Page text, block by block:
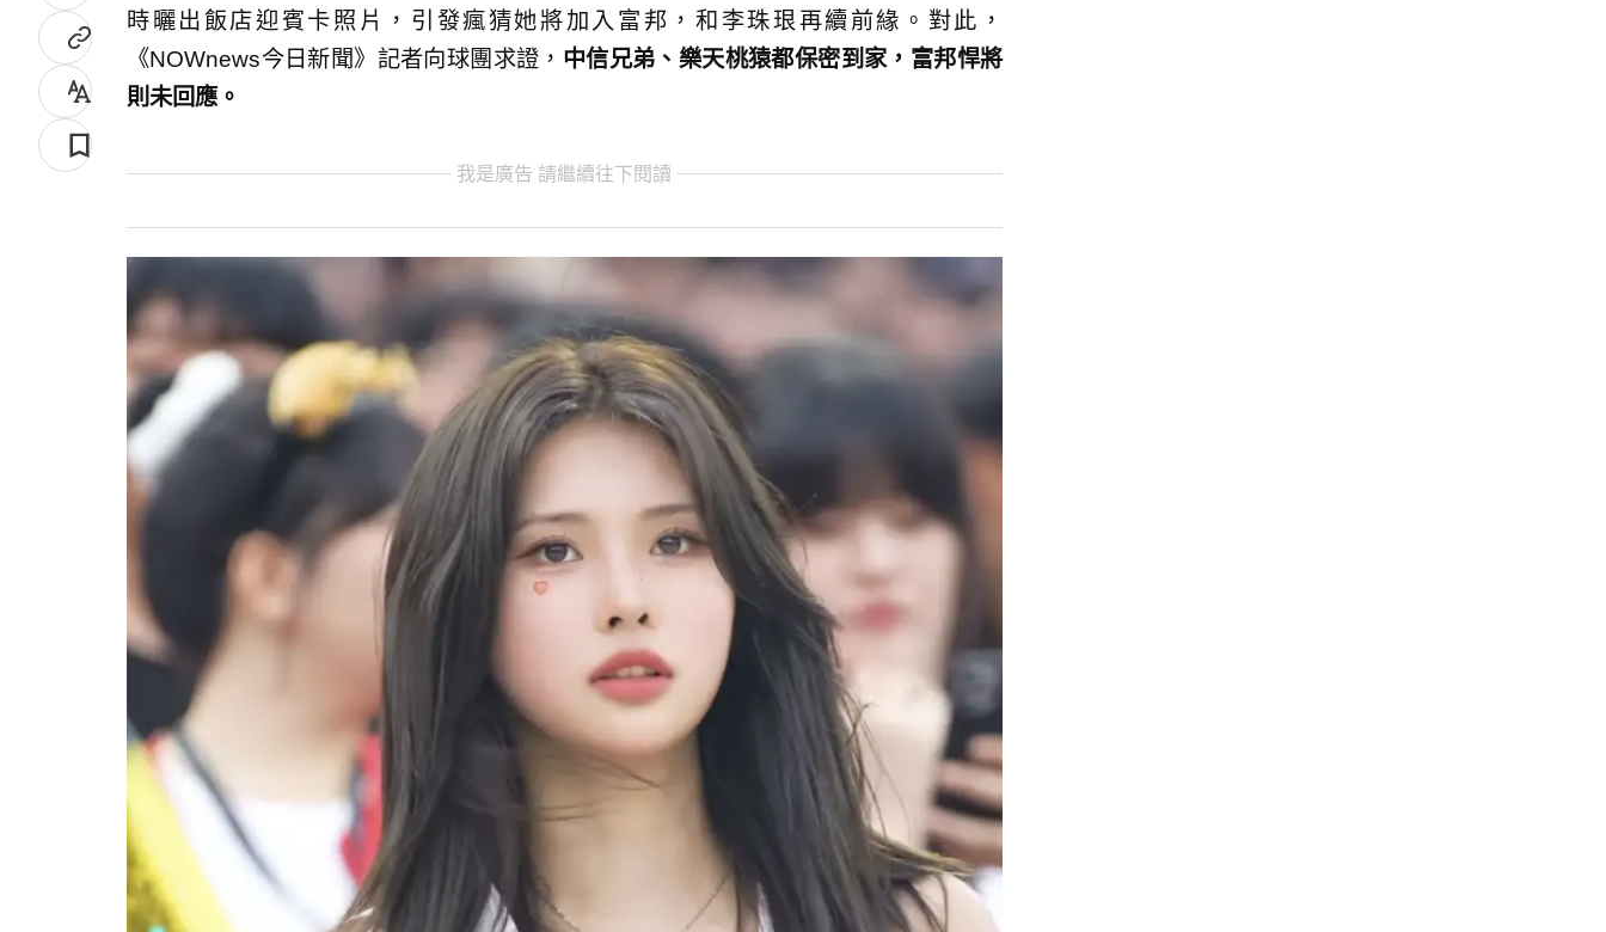
時曬出飯店迎賓卡照片，引發瘋猜她將加入富邦，和李珠珢再續前緣。對此，
《NOWnews今日新聞》記者向球團求證， 中信兄弟、樂天桃猿都保密到家，富邦悍將
則未回應。
我是廣告 請繼續往下閱讀